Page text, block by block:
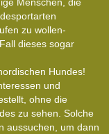
Menschen, die
zu wollen-
dieses sogar
Hundes!
und
ohne die
zu sehen. Solche
aussuchen, um dann